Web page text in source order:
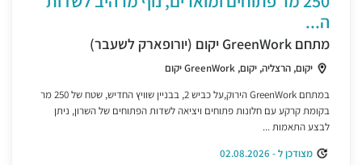
ה...
מתחם GreenWork יקום (יורופארק לשעבר)
יקום, הרצליה, יקום, GreenWork יקום
במתחם GreenWork הירוק,על כביש 2, בבניין שוויץ החדיש, שטח של 250 מר
בקומת קרקע עם חלונות פתוחים ויציאה לשדות הפתוחים של השרון, ניתן
לבצע התאמות ...
מצודכן ל - 02.08.2026